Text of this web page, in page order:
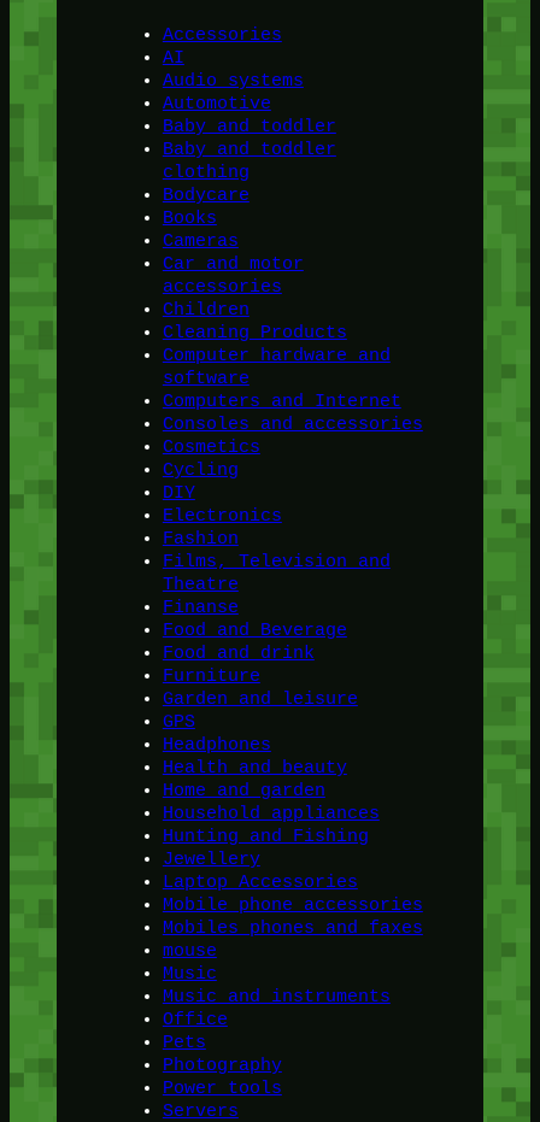
Accessories
AI
Audio systems
Automotive
Baby and toddler
Baby and toddler
clothing
Bodycare
Books
Cameras
Car and motor
accessories
Children
Cleaning Products
Computer hardware and
software
Computers and Internet
Consoles and accessories
Cosmetics
Cycling
DIY
Electronics
Fashion
Films, Television and
Theatre
Finanse
Food and Beverage
Food and drink
Furniture
Garden and leisure
GPS
Headphones
Health and beauty
Home and garden
Household appliances
Hunting and Fishing
Jewellery
Laptop Accessories
Mobile phone accessories
Mobiles phones and faxes
mouse
Music
Music and instruments
Office
Pets
Photography
Power tools
Servers